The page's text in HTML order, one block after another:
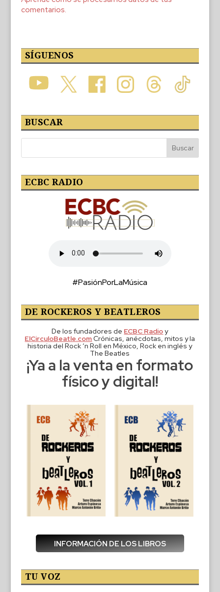
comentarios.
SÍGUENOS
BUSCAR
ECBC RADIO
#PasiónPorLaMúsica
DE ROCKEROS Y BEATLEROS
De los fundadores de ECBC Radioy
ElCirculoBeatle.comCrónicas, anécdotas, mitos y la
historia del Rock ‘n Roll en México, Rock en inglés y
The Beatles
¡Ya a la venta en formato
físico y digital!
INFORMACIÓN DE LOS LIBROS
TU VOZ